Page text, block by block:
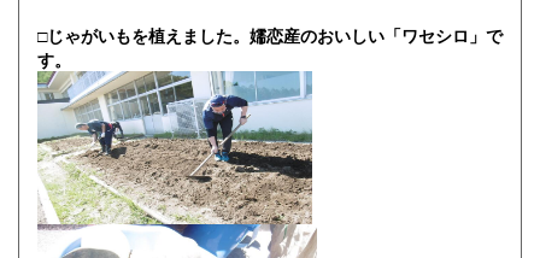
□じゃがいもを植えました。嬬恋産のおいしい「ワセシロ」で
す。